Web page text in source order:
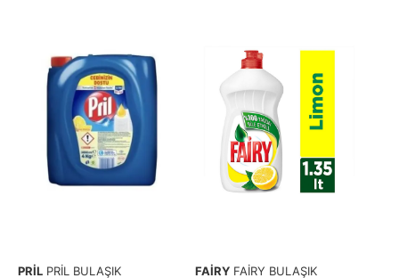
PRİL PRİL BULAŞIK
FAİRY FAİRY BULAŞIK